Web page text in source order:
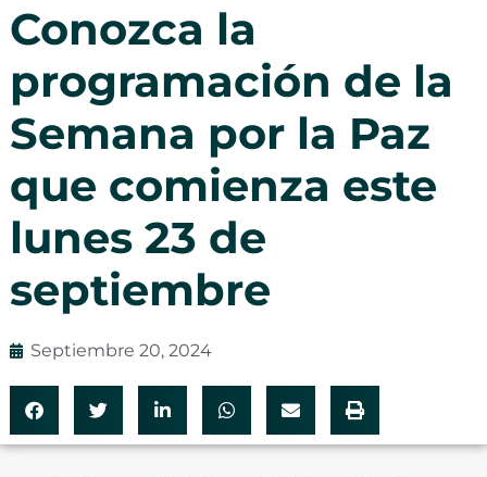
Conozca la
programación de la
Semana por la Paz
que comienza este
lunes 23 de
septiembre
Septiembre 20, 2024